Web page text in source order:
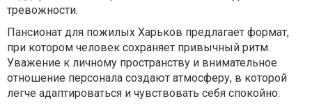
тревожности.
Пансионат для пожилых Харьков предлагает формат,
при котором человек сохраняет привычный ритм.
Уважение к личному пространству и внимательное
отношение персонала создают атмосферу, в которой
легче адаптироваться и чувствовать себя спокойно.